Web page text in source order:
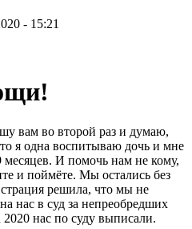
- 15:21
вам во второй раз и думаю,
я одна воспитываю дочь и мне
месяцев. И помочь нам не кому,
и поймёте. Мы остались без
решила, что мы не
нас в суд за непреобредших
нас по суду выписали.